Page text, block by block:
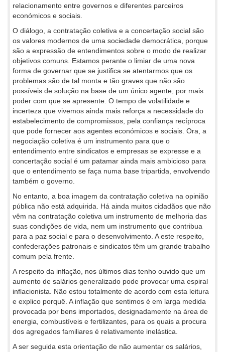
relacionamento entre governos e diferentes parceiros
económicos e sociais.
O diálogo, a contratação coletiva e a concertação social são
os valores modernos de uma sociedade democrática, porque
são a expressão de entendimentos sobre o modo de realizar
objetivos comuns. Estamos perante o limiar de uma nova
forma de governar que se justifica se atentarmos que os
problemas são de tal monta e tão graves que não são
possíveis de solução na base de um único agente, por mais
poder com que se apresente. O tempo de volatilidade e
incerteza que vivemos ainda mais reforça a necessidade do
estabelecimento de compromissos, pela confiança recíproca
que pode fornecer aos agentes económicos e sociais. Ora, a
negociação coletiva é um instrumento para que o
entendimento entre sindicatos e empresas se expresse e a
concertação social é um patamar ainda mais ambicioso para
que o entendimento se faça numa base tripartida, envolvendo
também o governo.
No entanto, a boa imagem da contratação coletiva na opinião
pública não está adquirida. Há ainda muitos cidadãos que não
vêm na contratação coletiva um instrumento de melhoria das
suas condições de vida, nem um instrumento que contribua
para a paz social e para o desenvolvimento. A este respeito,
confederações patronais e sindicatos têm um grande trabalho
comum pela frente.
A respeito da inflação, nos últimos dias tenho ouvido que um
aumento de salários generalizado pode provocar uma espiral
inflacionista. Não estou totalmente de acordo com esta leitura
e explico porquê. A inflação que sentimos é em larga medida
provocada por bens importados, designadamente na área de
energia, combustíveis e fertilizantes, para os quais a procura
dos agregados familiares é relativamente inelástica.
A ser seguida esta orientação de não aumentar os salários,